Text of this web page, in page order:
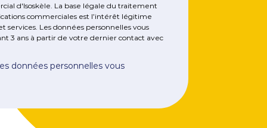
d'Isoskèle. La base légale du traitement
commerciales est l’intérêt légitime
services. Les données personnelles vous
3 ans à partir de votre dernier contact avec
données personnelles vous